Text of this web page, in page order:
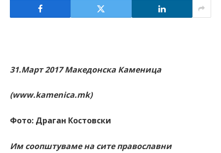
31.Март 2017 Македонска Каменица
(www.kamenica.mk)
Фото: Драган Костовски
Им соопштуваме на сите православни